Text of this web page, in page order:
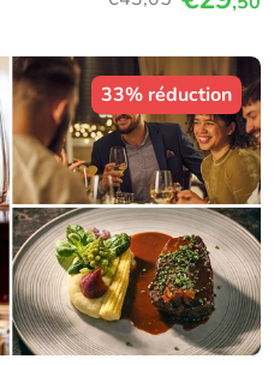
33% réduction